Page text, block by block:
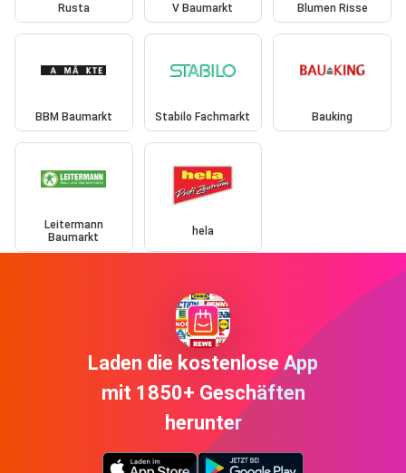
Rusta V Baumarkt Blumen Risse
BBM Baumarkt Stabilo Fachmarkt Bauking
Leitermann
Baumarkt
hela
Laden die kostenlose App
mit 1850+ Geschäften
herunter